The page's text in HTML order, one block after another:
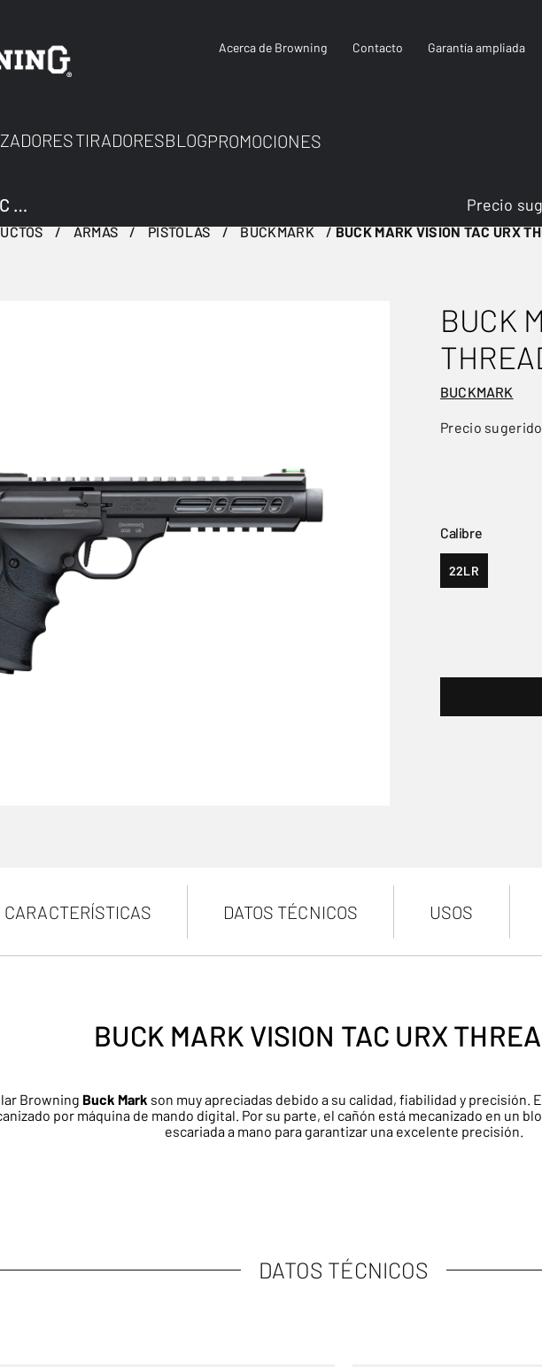
Acerca de Browning Contacto Garantía ampliada
TIRADORESBLOGPROMOCIONES
ARMAS PISTOLAS BUCKMARK BUCK MARK VISION TAC URX
BUCK
BUCKMARK
Precio
Calibre
22LR
BUCK MARK VISION TAC URX THREADED Precio
CARACTERÍSTICAS DATOS TÉCNICOS USOS
BUCK MARK VISION TAC URX
Browning Buck Mark son muy apreciadas debido a su calidad, fiabilidad y precisión.
por máquina de mando digital. Por su parte, el cañón está mecanizado en un
escariada a mano para garantizar una excelente precisión.
DATOS TÉCNICOS